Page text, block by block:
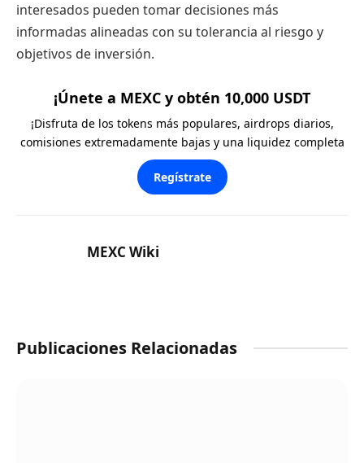
interesados pueden tomar decisiones más
informadas alineadas con su tolerancia al riesgo y
objetivos de inversión.
¡Únete a MEXC y obtén 10,000 USDT
¡Disfruta de los tokens más populares, airdrops diarios,
comisiones extremadamente bajas y una liquidez completa
Regístrate
MEXC Wiki
Publicaciones Relacionadas